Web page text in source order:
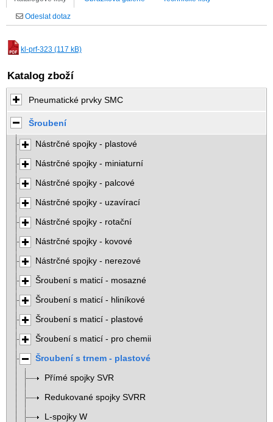
Odeslat dotaz
kl-prf-323 (117 kB)
Katalog zboží
Pneumatické prvky SMC
Šroubení
Nástrčné spojky - plastové
Nástrčné spojky - miniaturní
Nástrčné spojky - palcové
Nástrčné spojky - uzavírací
Nástrčné spojky - rotační
Nástrčné spojky - kovové
Nástrčné spojky - nerezové
Šroubení s maticí - mosazné
Šroubení s maticí - hliníkové
Šroubení s maticí - plastové
Šroubení s maticí - pro chemii
Šroubení s trnem - plastové
Přímé spojky SVR
Redukované spojky SVRR
L-spojky W